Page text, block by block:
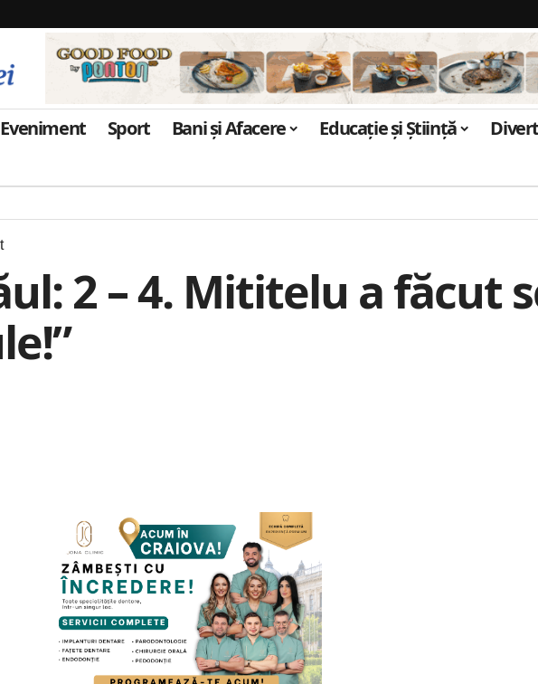
Eveniment Sport Bani și Afacere Educație și Știință
2 – 4. Mititelu a făcut